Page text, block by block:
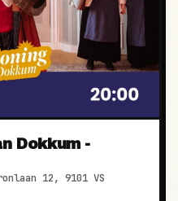
Dokkum -
12, 9101 VS